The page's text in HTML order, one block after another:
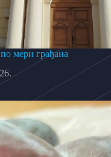
мери грађана